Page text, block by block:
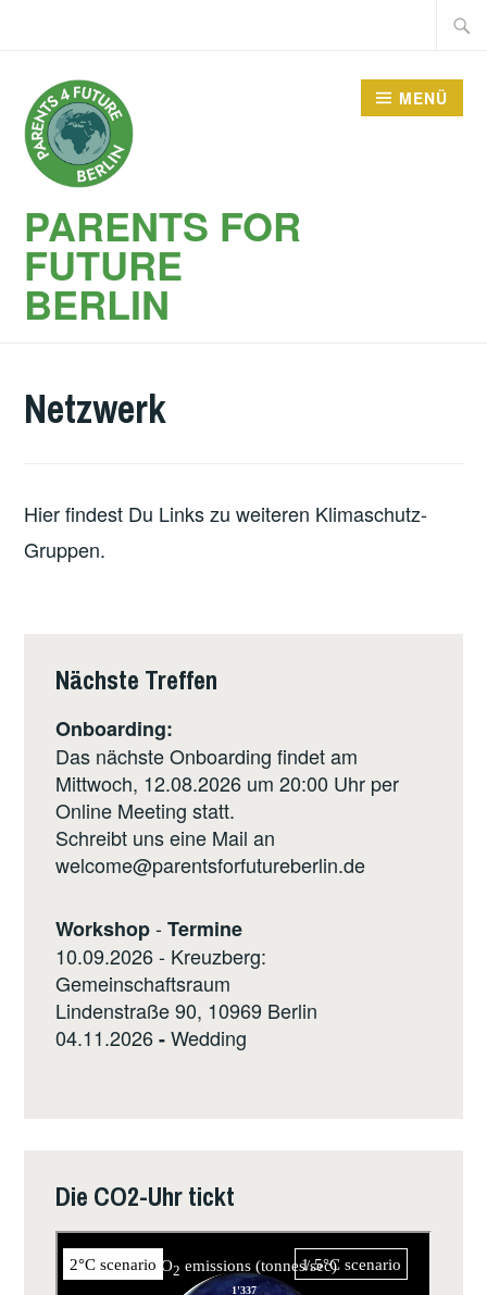
springen
Suche
PARENTS FOR
FUTURE
BERLIN
MENÜ
Netzwerk
Hier findest Du Links zu weiteren Klimaschutz-
Gruppen.
Nächste Treffen
Onboarding:
Das nächste Onboarding findet am
Mittwoch, 12.08.2026 um 20:00 Uhr per
Online Meeting statt.
Schreibt uns eine Mail an
welcome@parentsforfutureberlin.de
Workshop-Termine
10.09.2026 - Kreuzberg:
Gemeinschaftsraum
Lindenstraße 90, 10969 Berlin
04.11.2026-Wedding
Die CO2-Uhr tickt